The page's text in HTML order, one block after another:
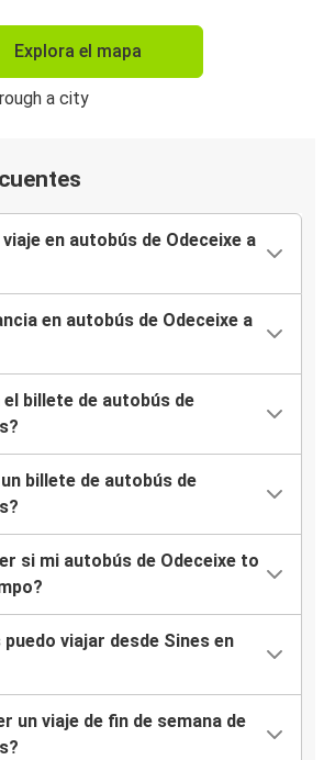
Explora el mapa
en autobús de Odeceixe a
en autobús de Odeceixe a
billete de autobús de
billete de autobús de
si mi autobús de Odeceixe to
viajar desde Sines en
un viaje de fin de semana de